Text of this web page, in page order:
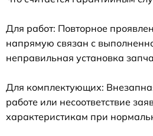
Для работ: Повторное
напрямую связан с
неправильная установка
Для комплектующих:
работе или несоответствие
характеристикам при